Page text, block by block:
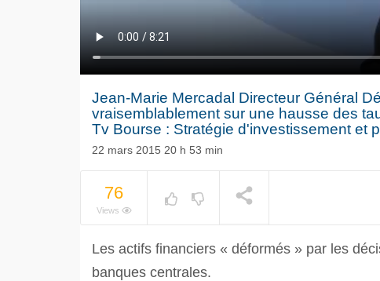
Jean-Marie Mercadal Directeur Général
vraisemblablement sur une hausse des
Tv Bourse : Stratégie d'investissement et
22 mars 2015 20 h 53 min
76
Views
Les actifs financiers « déformés » par les
banques centrales.